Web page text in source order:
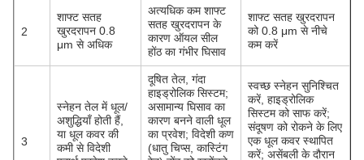
2
शाफ्ट सतह
खुरदरापन 0.8
μm से अधिक
अत्यधिक कम शाफ्ट
सतह खुरदरापन के
कारण ऑयल सील
होंठ का गंभीर घिसाव
शाफ्ट सतह खुरदरापन
को 0.8 μm से नीचे
कम करें
3
स्नेहन तेल में धूल/
अशुद्धियाँ होती हैं,
या धूल कवर की
कमी से विदेशी
दूषित तेल, गंदा
हाइड्रोलिक सिस्टम;
असामान्य घिसाव का
कारण बनने वाली धूल
का प्रवेश; विदेशी कण
(धातु चिप्स, कास्टिंग
स्वच्छ स्नेहन सुनिश्चित
करें, हाइड्रोलिक
सिस्टम को साफ करें;
संदूषण को रोकने के लिए
एक धूल कवर स्थापित
करें; असेंबली के दौरान